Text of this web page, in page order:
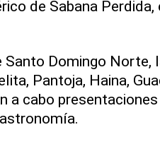
de Sabana Perdida,
Santo Domingo Norte,
Pantoja, Haina,
a cabo